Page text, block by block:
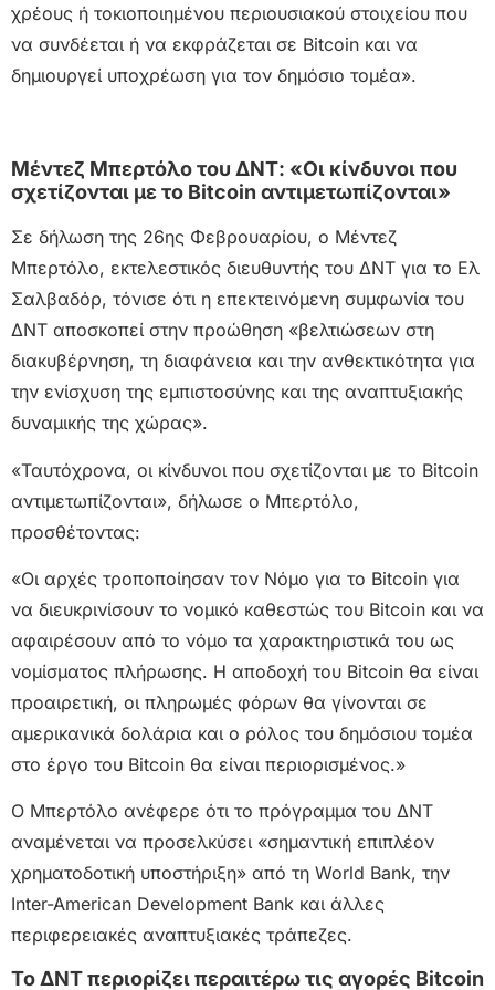
χρέους ή τοκιοποιημένου περιουσιακού στοιχείου που
να συνδέεται ή να εκφράζεται σε Bitcoin και να
δημιουργεί υποχρέωση για τον δημόσιο τομέα».
Μέντεζ Μπερτόλο του ΔΝΤ: «Οι κίνδυνοι που
σχετίζονται με το Bitcoin αντιμετωπίζονται»
Σε δήλωση της 26ης Φεβρουαρίου, ο Μέντεζ
Μπερτόλο, εκτελεστικός διευθυντής του ΔΝΤ για το Ελ
Σαλβαδόρ, τόνισε ότι η επεκτεινόμενη συμφωνία του
ΔΝΤ αποσκοπεί στην προώθηση «βελτιώσεων στη
διακυβέρνηση, τη διαφάνεια και την ανθεκτικότητα για
την ενίσχυση της εμπιστοσύνης και της αναπτυξιακής
δυναμικής της χώρας».
«Ταυτόχρονα, οι κίνδυνοι που σχετίζονται με το Bitcoin
αντιμετωπίζονται», δήλωσε ο Μπερτόλο,
προσθέτοντας:
«Οι αρχές τροποποίησαν τον Νόμο για το Bitcoin για
να διευκρινίσουν το νομικό καθεστώς του Bitcoin και να
αφαιρέσουν από το νόμο τα χαρακτηριστικά του ως
νομίσματος πλήρωσης. Η αποδοχή του Bitcoin θα είναι
προαιρετική, οι πληρωμές φόρων θα γίνονται σε
αμερικανικά δολάρια και ο ρόλος του δημόσιου τομέα
στο έργο του Bitcoin θα είναι περιορισμένος.»
Ο Μπερτόλο ανέφερε ότι το πρόγραμμα του ΔΝΤ
αναμένεται να προσελκύσει «σημαντική επιπλέον
χρηματοδοτική υποστήριξη» από τη World Bank, την
Inter-American Development Bank και άλλες
περιφερειακές αναπτυξιακές τράπεζες.
Το ΔΝΤ περιορίζει περαιτέρω τις αγορές Bitcoin